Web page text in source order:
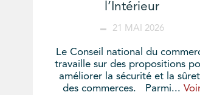
l’Intérieur
21 MAI 2026
Le Conseil national du
travaille sur des propositions
améliorer la sécurité et la
des commerces. Parmi...